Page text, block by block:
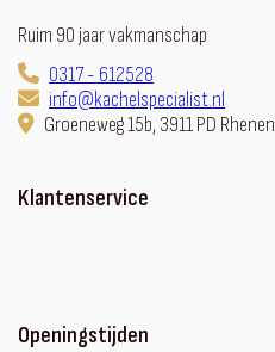
Ruim 90 jaar vakmanschap
0317 - 612528
info@kachelspecialist.nl
Groeneweg 15b, 3911 PD Rhenen
Klantenservice
Sfeerhaard met meubel
Openingstijden